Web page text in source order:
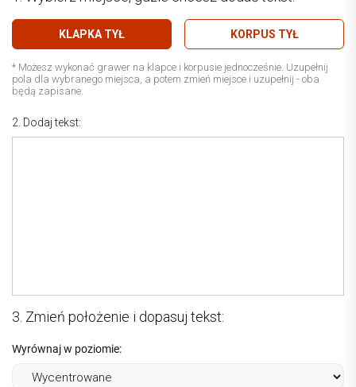
KLAPKA TYŁ KORPUS TYŁ
* Możesz wykonać grawer na klapce i korpusie jednocześnie. Uzupełnij
pola dla wybranego miejsca, a potem zmień miejsce i uzupełnij - oba
będą zapisane.
2. Dodaj tekst:
3. Zmień położenie i dopasuj tekst:
Wyrównaj w poziomie: